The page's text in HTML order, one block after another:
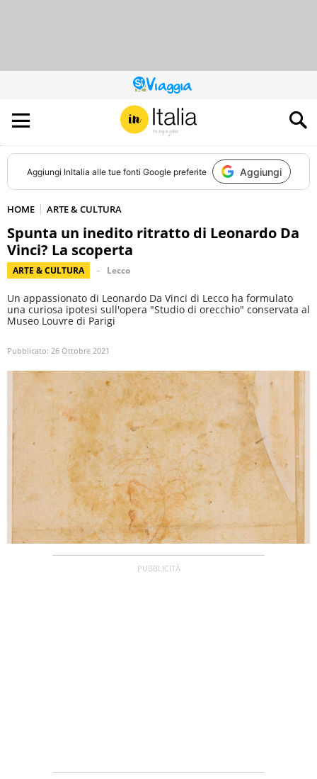
QUESTO
SITO
CONTRIBUISCE
ALL’AUDIENCE
DI
Aggiungi InItalia alle tue fonti Google preferite Aggiungi
HOME ARTE & CULTURA
Spunta un inedito ritratto di Leonardo Da
Vinci? La scoperta
ARTE & CULTURA Lecco
Un appassionato di Leonardo Da Vinci di Lecco ha formulato
una curiosa ipotesi sull'opera "Studio di orecchio" conservata al
Museo Louvre di Parigi
Pubblicato: 26 Ottobre 2021